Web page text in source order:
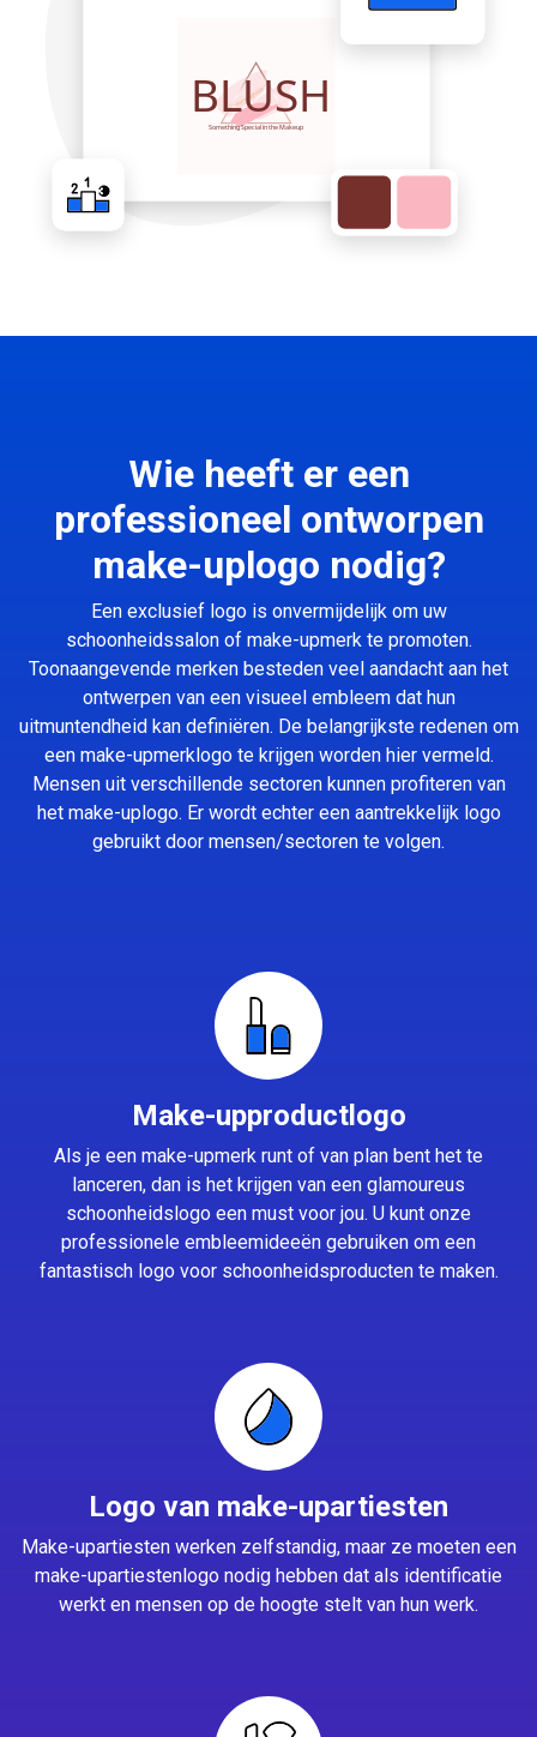
Wie heeft er een
professioneel ontworpen
make-uplogo nodig?
Een exclusief logo is onvermijdelijk om uw
schoonheidssalon of make-upmerk te promoten.
Toonaangevende merken besteden veel aandacht aan het
ontwerpen van een visueel embleem dat hun
uitmuntendheid kan definiëren. De belangrijkste redenen om
een make-upmerklogo te krijgen worden hier vermeld.
Mensen uit verschillende sectoren kunnen profiteren van
het make-uplogo. Er wordt echter een aantrekkelijk logo
gebruikt door mensen/sectoren te volgen.
Make-upproductlogo
Als je een make-upmerk runt of van plan bent het te
lanceren, dan is het krijgen van een glamoureus
schoonheidslogo een must voor jou. U kunt onze
professionele embleemideeën gebruiken om een
fantastisch logo voor schoonheidsproducten te maken.
Logo van make-upartiesten
Make-upartiesten werken zelfstandig, maar ze moeten een
make-upartiestenlogo nodig hebben dat als identificatie
werkt en mensen op de hoogte stelt van hun werk.